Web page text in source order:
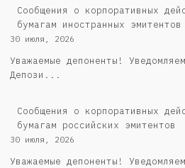
Сообщения о корпоративных
бумагам иностранных эмитентов
30 июля, 2026
Уважаемые депоненты!
Депози...
Cообщения о корпоративных
бумагам российских эмитентов
30 июля, 2026
Уважаемые депоненты!